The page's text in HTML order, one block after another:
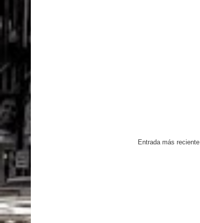
Entrada más reciente